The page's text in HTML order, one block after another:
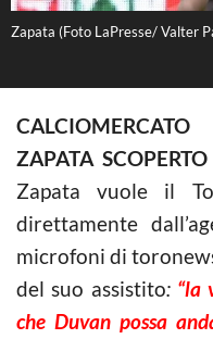
Zapata (Foto LaPresse/ Valter
ZAPATA
Zapata vuole il
direttamente
microfoni di
del suo assistito: “la
che Duvan possa